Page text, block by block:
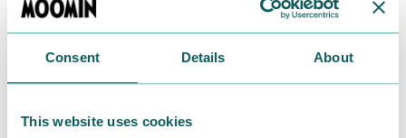
Consent Details About
This website uses cookies